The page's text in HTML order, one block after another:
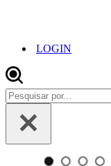
LOGIN
Pesquisar
por...